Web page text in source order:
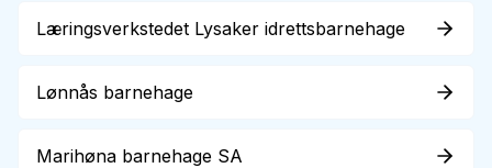
Læringsverkstedet Lysaker idrettsbarnehage
Lønnås barnehage
Marihøna barnehage SA